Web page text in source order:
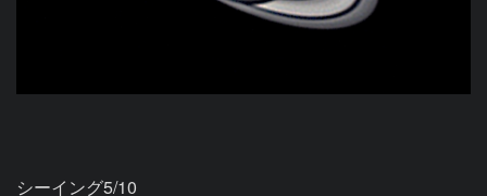
シーイング5/10